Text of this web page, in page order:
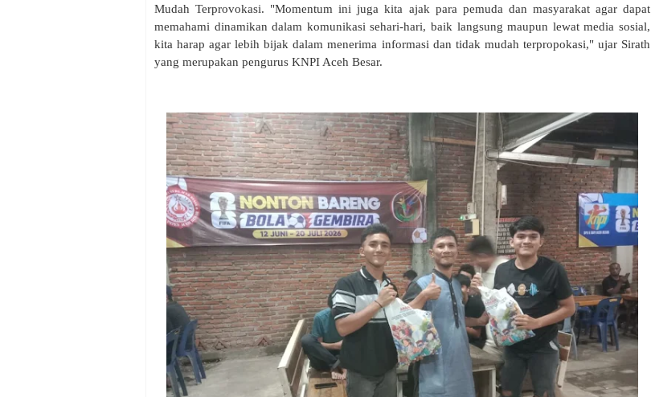
Mudah Terprovokasi. "Momentum ini juga kita ajak para pemuda dan masyarakat agar dapat
memahami dinamikan dalam komunikasi sehari-hari, baik langsung maupun lewat media sosial,
kita harap agar lebih bijak dalam menerima informasi dan tidak mudah terpropokasi," ujar Sirath
yang merupakan pengurus KNPI Aceh Besar.